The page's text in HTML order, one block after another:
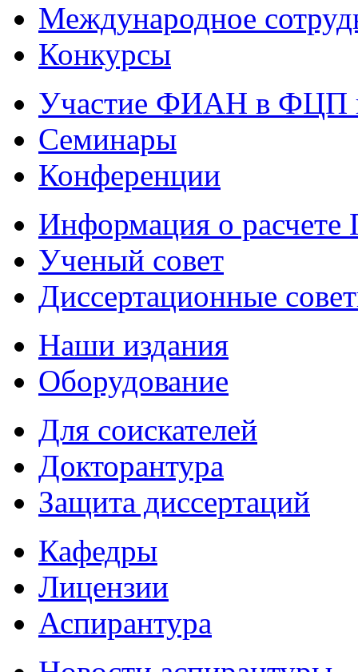
Международное
Конкурсы
Участие ФИАН в ФЦП
Семинары
Конференции
Информация о
Ученый совет
Диссертационные
Наши издания
Оборудование
Для соискателей
Докторантура
Защита диссертаций
Кафедры
Лицензии
Аспирантура